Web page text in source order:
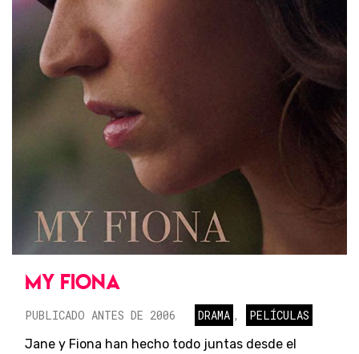
MY FIONA
PUBLICADO ANTES DE 2006 DRAMA ,
PELÍCULAS
Jane y Fiona han hecho todo juntas desde el